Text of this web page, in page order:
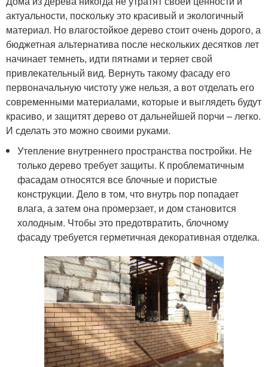
актуальности, поскольку это красивый и экологичный
материал. Но влагостойкое дерево стоит очень дорого, а
бюджетная альтернатива после нескольких десятков лет
начинает темнеть, идти пятнами и теряет свой
привлекательный вид. Вернуть такому фасаду его
первоначальную чистоту уже нельзя, а вот отделать его
современными материалами, которые и выглядеть будут
красиво, и защитят дерево от дальнейшей порчи – легко.
И сделать это можно своими руками.
Утепление внутреннего пространства постройки. Не
только дерево требует защиты. К проблематичным
фасадам относятся все блочные и пористые
конструкции. Дело в том, что внутрь пор попадает
влага, а затем она промерзает, и дом становится
холодным. Чтобы это предотвратить, блочному
фасаду требуется герметичная декоративная отделка.